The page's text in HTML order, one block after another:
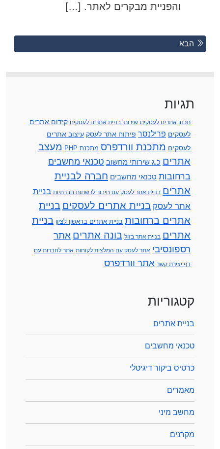
והפניית מבקרים לאתר. […]
Posts
Previous
Posts
הבא
תגיות
תכנון אתרים לעסקים שירותי בניית אתרים לעסקים קידום אתרים
לעסקים פרילנסר פיתוח אתר לעסק עיצוב אתרים
לעסקים מתכנת וורדפרס מתכנת PHP
מעצב
אתרים כ.ג שירותי מחשוב טכנאי מחשבים
ברחובות טכנאי מחשבים חברה לבניית
אתרים בניית אתר לעסק עם חיבור לרשתות חברתיות בניית
אתר לעסק בניית אתרים לעסקים בניית
אתרים ברחובות בניית אתרים בראשון לציון בניית
אתרים בניית אתר בזול בונה אתרים אתר
רספונסיבי אתר לעסק עם המלצות לקוחות אתר לחברות עם
דף יצירת קשר אתר וורדפרס
קטגוריות
בניית אתרים
טכנאי מחשבים
כרטיס ביקור דיגיטלי
מאמרים
מחשב מיני
מקרנים